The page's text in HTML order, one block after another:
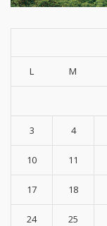
L M
3 4
10 11
17 18
24 25